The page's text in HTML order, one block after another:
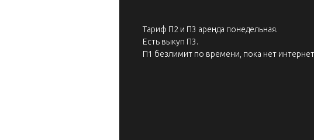
Тариф П2 и П3 аренда понедельная.
Есть выкуп П3.
П1 безлимит по времени, пока нет